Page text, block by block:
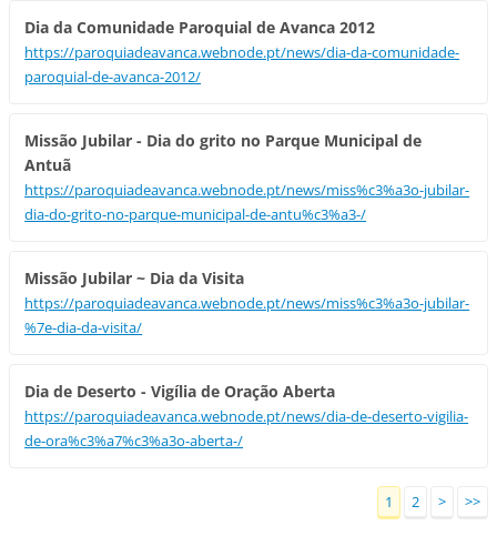
Dia da Comunidade Paroquial de Avanca 2012
https://paroquiadeavanca.webnode.pt/news/dia-da-comunidade-
paroquial-de-avanca-2012/
Missão Jubilar - Dia do grito no Parque Municipal de
Antuã
https://paroquiadeavanca.webnode.pt/news/miss%c3%a3o-jubilar-
dia-do-grito-no-parque-municipal-de-antu%c3%a3-/
Missão Jubilar ~ Dia da Visita
https://paroquiadeavanca.webnode.pt/news/miss%c3%a3o-jubilar-
%7e-dia-da-visita/
Dia de Deserto - Vigília de Oração Aberta
https://paroquiadeavanca.webnode.pt/news/dia-de-deserto-vigilia-
de-ora%c3%a7%c3%a3o-aberta-/
1 2 > >>